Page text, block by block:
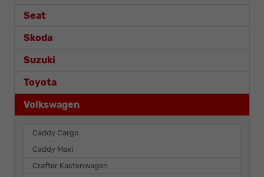
Seat
Skoda
Suzuki
Toyota
Volkswagen
Caddy Cargo
Caddy Maxi
Crafter Kastenwagen